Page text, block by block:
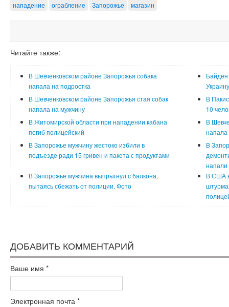
нападение
ограбление Запорожье магазин
Читайте также:
В Шевченковском районе Запорожья собака
напала на подростка
Украину
В Шевченковском районе Запорожья стая собак
напала на мужчину
В
10
В Житомирской области при нападении кабана
погиб полицейский
В
напала
В Запорожье мужчину жестоко избили в
подъезде ради 15 гривен и пакета с продуктами
В
напали
В Запорожье мужчина выпрыгнул с балкона,
пытаясь сбежать от полиции. Фото
В США
штурма
ДОБАВИТЬ КОММЕНТАРИЙ
Ваше имя *
Электронная почта *